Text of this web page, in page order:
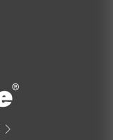
